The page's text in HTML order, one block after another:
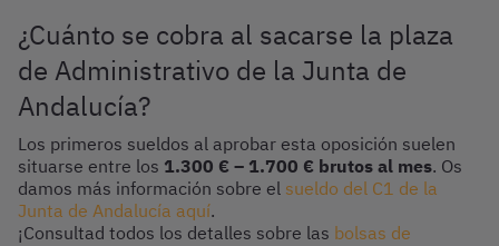
¿Cuánto se cobra al sacarse la plaza
de Administrativo de la Junta de
Andalucía?
Los primeros sueldos al aprobar esta oposición suelen
situarse entre los 1.300 € – 1.700 € brutos al mes. Os
damos más información sobre el sueldo del C1 de la
Junta de Andalucía aquí.
¡Consultad todos los detalles sobre las bolsas de